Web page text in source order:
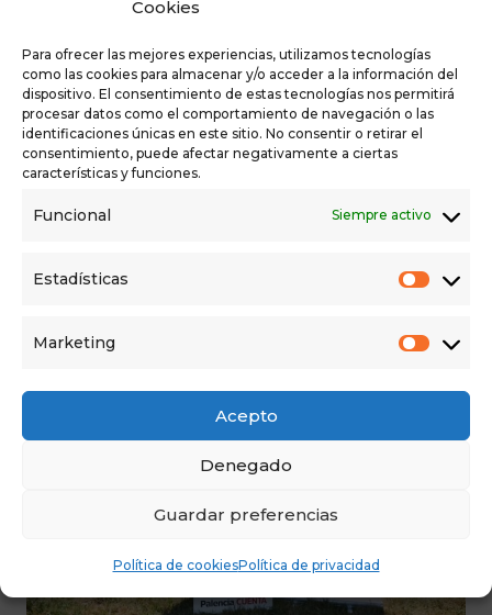
Cookies
Para ofrecer las mejores experiencias, utilizamos tecnologías
como las cookies para almacenar y/o acceder a la información del
dispositivo. El consentimiento de estas tecnologías nos permitirá
procesar datos como el comportamiento de navegación o las
identificaciones únicas en este sitio. No consentir o retirar el
consentimiento, puede afectar negativamente a ciertas
características y funciones.
Funcional Siempre activo
Estadísticas
Marketing
Acepto
Denegado
Guardar preferencias
Política de cookiesPolítica de privacidad